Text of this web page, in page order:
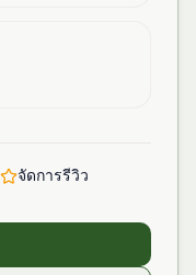
จัดการรีวิว